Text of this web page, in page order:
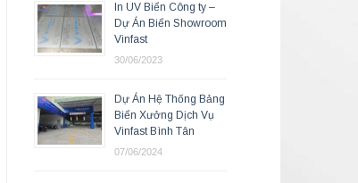
In UV Biển Công ty –
Dự Án Biển Showroom
Vinfast
30/06/2023
Dự Án Hệ Thống Bảng
Biển Xưởng Dịch Vụ
Vinfast Bình Tân
07/06/2024